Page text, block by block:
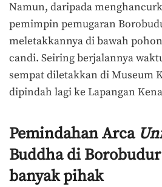
Namun, daripada
pemimpin pemugaran
meletakkannya di bawah
candi. Seiring berjalannya
sempat diletakkan di Museum
dipindah lagi ke Lapangan
Pemindahan Arca
Buddha di
banyak pihak